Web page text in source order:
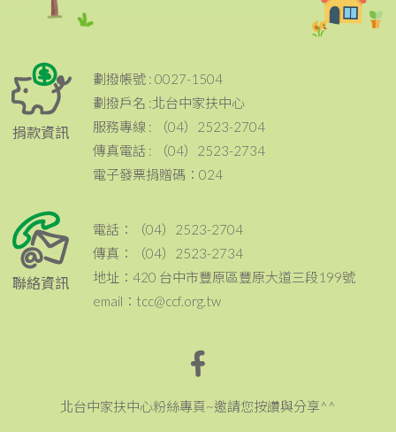
捐款資訊
劃撥帳號 : 0027-1504
劃撥戶名 :北台中家扶中心
服務專線 : （04）2523-2704
傳真電話 : （04）2523-2734
電子發票捐贈碼：024
聯絡資訊
電話：（04）2523-2704
傳真：（04）2523-2734
地址：420 台中市豐原區豐原大道三段199號
email：tcc@ccf.org.tw
北台中家扶中心粉絲專頁~邀請您按讚與分享^^